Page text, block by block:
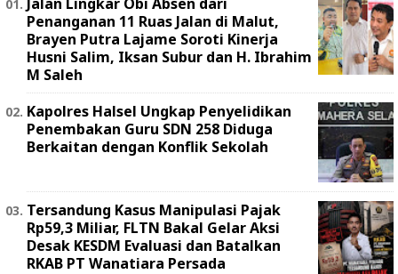
Penanganan 11 Ruas Jalan di Malut,
Brayen Putra Lajame Soroti Kinerja
Husni Salim, Iksan Subur dan H. Ibrahim
M Saleh
Kapolres Halsel Ungkap Penyelidikan
Penembakan Guru SDN 258 Diduga
Berkaitan dengan Konflik Sekolah
Tersandung Kasus Manipulasi Pajak
Rp59,3 Miliar, FLTN Bakal Gelar Aksi
Desak KESDM Evaluasi dan Batalkan
RKAB PT Wanatiara Persada ‎